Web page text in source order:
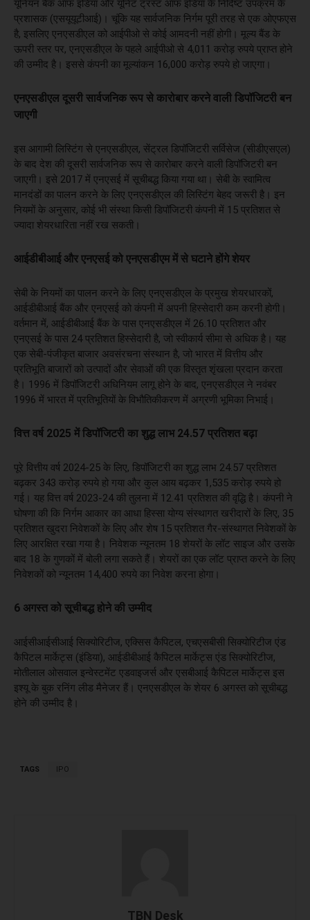
यूनियन बैंक ऑफ इंडिया और यूनिट ट्रस्ट ऑफ इंडिया के निर्दिष्ट उपक्रम के
प्रशासक (एसयूयूटीआई)। चूंकि यह सार्वजनिक निर्गम पूरी तरह से एक ओएफएस
है, इसलिए एनएसडीएल को आईपीओ से कोई आमदनी नहीं होगी। मूल्य बैंड के
ऊपरी स्तर पर, एनएसडीएल के पहले आईपीओ से 4,011 करोड़ रुपये प्राप्त होने
की उम्मीद है। इससे कंपनी का मूल्यांकन 16,000 करोड़ रुपये हो जाएगा।
एनएसडीएल दूसरी सार्वजनिक रूप से कारोबार करने वाली डिपॉजिटरी बन
जाएगी
इस आगामी लिस्टिंग से एनएसडीएल, सेंट्रल डिपॉजिटरी सर्विसेज (सीडीएसएल)
के बाद देश की दूसरी सार्वजनिक रूप से कारोबार करने वाली डिपॉजिटरी बन
जाएगी। इसे 2017 में एनएसई में सूचीबद्ध किया गया था। सेबी के स्वामित्व
मानदंडों का पालन करने के लिए एनएसडीएल की लिस्टिंग बेहद जरूरी है। इन
नियमों के अनुसार, कोई भी संस्था किसी डिपॉजिटरी कंपनी में 15 प्रतिशत से
ज्यादा शेयरधारिता नहीं रख सकती।
आईडीबीआई और एनएसई को एनएसडीएम में से घटाने होंगे शेयर
सेबी के नियमों का पालन करने के लिए एनएसडीएल के प्रमुख शेयरधारकों,
आईडीबीआई बैंक और एनएसई को कंपनी में अपनी हिस्सेदारी कम करनी होगी।
वर्तमान में, आईडीबीआई बैंक के पास एनएसडीएल में 26.10 प्रतिशत और
एनएसई के पास 24 प्रतिशत हिस्सेदारी है, जो स्वीकार्य सीमा से अधिक है। यह
एक सेबी-पंजीकृत बाजार अवसंरचना संस्थान है, जो भारत में वित्तीय और
प्रतिभूति बाजारों को उत्पादों और सेवाओं की एक विस्तृत शृंखला प्रदान करता
है। 1996 में डिपॉजिटरी अधिनियम लागू होने के बाद, एनएसडीएल ने नवंबर
1996 में भारत में प्रतिभूतियों के विभौतिकीकरण में अग्रणी भूमिका निभाई।
वित्त वर्ष 2025 में डिपॉजिटरी का शुद्ध लाभ 24.57 प्रतिशत बढ़ा
पूरे वित्तीय वर्ष 2024-25 के लिए, डिपॉजिटरी का शुद्ध लाभ 24.57 प्रतिशत
बढ़कर 343 करोड़ रुपये हो गया और कुल आय बढ़कर 1,535 करोड़ रुपये हो
गई। यह वित्त वर्ष 2023-24 की तुलना में 12.41 प्रतिशत की वृद्धि है। कंपनी ने
घोषणा की कि निर्गम आकार का आधा हिस्सा योग्य संस्थागत खरीदारों के लिए, 35
प्रतिशत खुदरा निवेशकों के लिए और शेष 15 प्रतिशत गैर-संस्थागत निवेशकों के
लिए आरक्षित रखा गया है। निवेशक न्यूनतम 18 शेयरों के लॉट साइज और उसके
बाद 18 के गुणकों में बोली लगा सकते हैं। शेयरों का एक लॉट प्राप्त करने के लिए
निवेशकों को न्यूनतम 14,400 रुपये का निवेश करना होगा।
6 अगस्त को सूचीबद्ध होने की उम्मीद
आईसीआईसीआई सिक्योरिटीज, एक्सिस कैपिटल, एचएसबीसी सिक्योरिटीज एंड
कैपिटल मार्केट्स (इंडिया), आईडीबीआई कैपिटल मार्केट्स एंड सिक्योरिटीज,
मोतीलाल ओसवाल इन्वेस्टमेंट एडवाइजर्स और एसबीआई कैपिटल मार्केट्स इस
इश्यू के बुक रनिंग लीड मैनेजर हैं। एनएसडीएल के शेयर 6 अगस्त को सूचीबद्ध
होने की उम्मीद है।
TAGS IPO
TBN Desk